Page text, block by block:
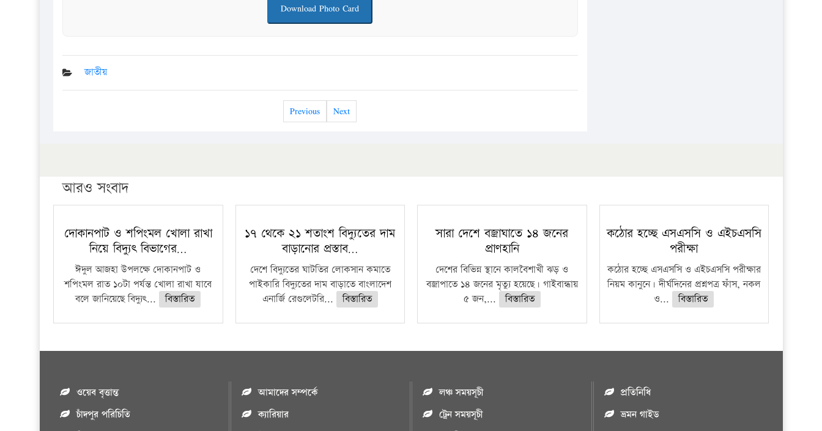
Download Photo Card
জাতীয়
Previous Next
আরও সংবাদ
দোকানপাট ও শপিংমল খোলা রাখা
নিয়ে বিদ্যুৎ বিভাগের…
ঈদুল আজহা উপলক্ষে দোকানপাট ও
শপিংমল রাত ১০টা পর্যন্ত খোলা রাখা যাবে
বলে জানিয়েছে বিদ্যুৎ...
বিস্তারিত
১৭ থেকে ২১ শতাংশ বিদ্যুতের দাম
বাড়ানোর প্রস্তাব…
দেশে বিদ্যুতের ঘাটতির লোকসান কমাতে
পাইকারি বিদ্যুতের দাম বাড়াতে বাংলাদেশ
এনার্জি রেগুলেটরি...
বিস্তারিত
সারা দেশে বজ্রাঘাতে ১৪ জনের
প্রাণহানি
দেশের বিভিন্ন স্থানে কালবৈশাখী ঝড় ও
বজ্রাপাতে ১৪ জনের মৃত্যু হয়েছে। গাইবান্ধায়
৫ জন,...
বিস্তারিত
কঠোর হচ্ছে এসএসসি ও এইচএসসি
পরীক্ষা
কঠোর হচ্ছে এসএসসি ও এইচএসসি পরীক্ষার
নিয়ম কানুনে। দীর্ঘদিনের প্রশ্নপত্র ফাঁস, নকল
ও...
বিস্তারিত
ওয়েব বৃত্তান্ত
চাঁদপুর পরিচিতি
আমাদের সম্পর্কে
ক্যারিয়ার
লঞ্চ সময়সূচী
ট্রেন সময়সূচী
প্রতিনিধি
ভ্রমন গাইড